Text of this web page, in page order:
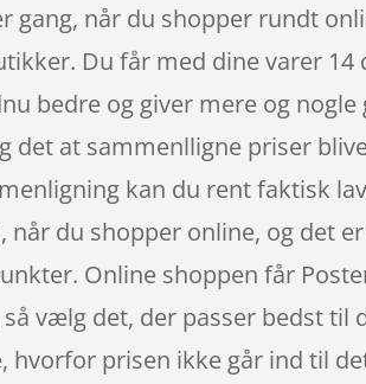
gang, når du shopper rundt
Du får med dine varer
bedre og giver mere og
det at sammenlligne priser
kan du rent faktisk
når du shopper online, og det
Online shoppen får
vælg det, der passer bedst til
hvorfor prisen ikke går ind til